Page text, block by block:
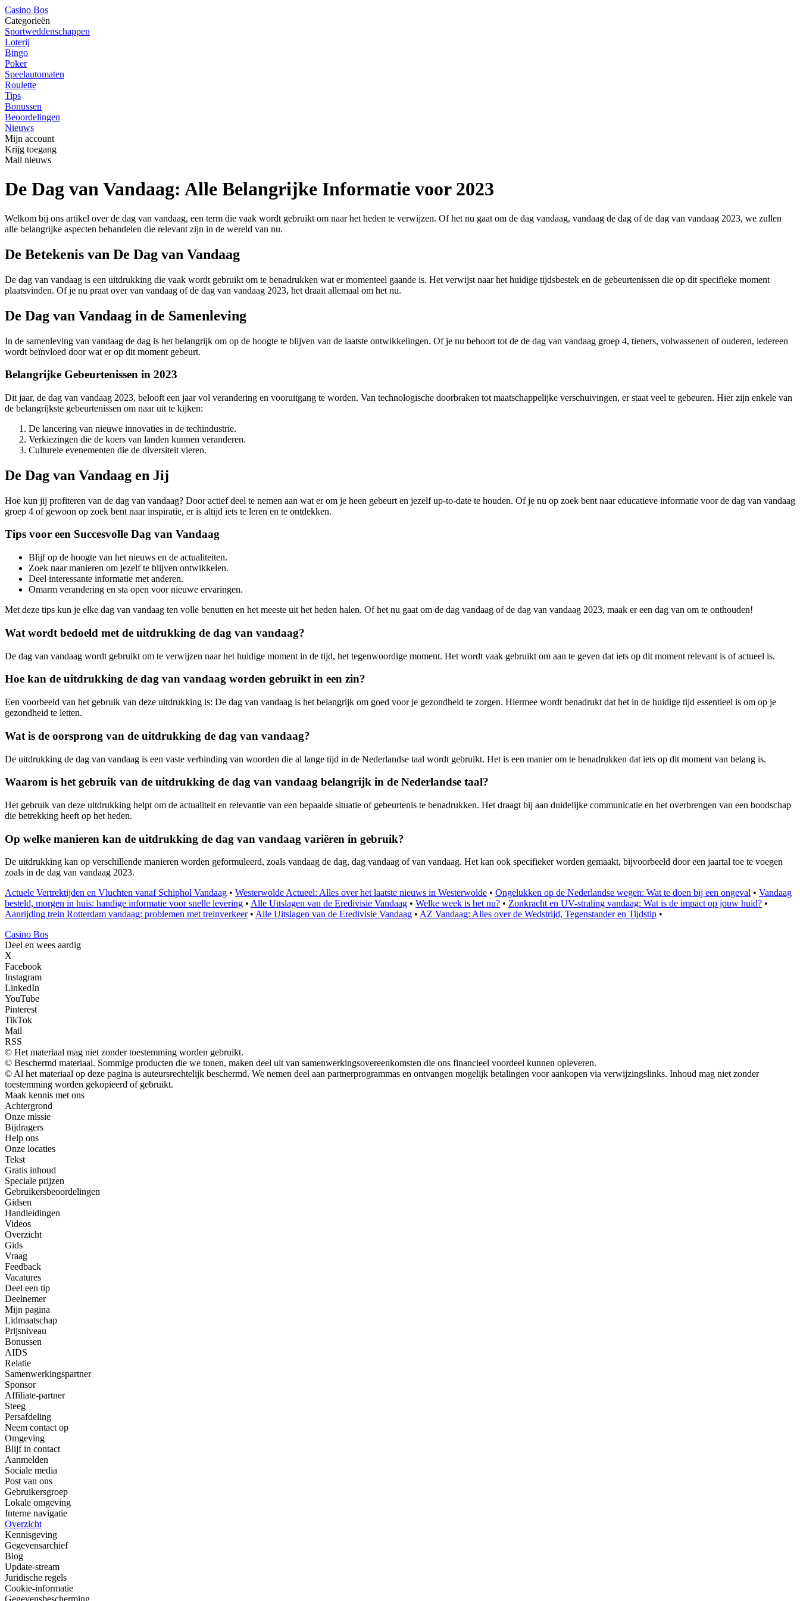
Casino Bos
Categorieën
Sportweddenschappen
Loterij
Bingo
Poker
Speelautomaten
Roulette
Tips
Bonussen
Beoordelingen
Nieuws
Mijn account
Krijg toegang
Mail nieuws
De Dag van Vandaag: Alle Belangrijke Informatie voor 2023
Welkom bij ons artikel over de dag van vandaag, een term die vaak wordt gebruikt om naar het heden te verwijzen. Of het nu gaat om de dag vandaag, vandaag de dag of de dag van vandaag 2023, we zullen
alle belangrijke aspecten behandelen die relevant zijn in de wereld van nu.
De Betekenis van De Dag van Vandaag
De dag van vandaag is een uitdrukking die vaak wordt gebruikt om te benadrukken wat er momenteel gaande is. Het verwijst naar het huidige tijdsbestek en de gebeurtenissen die op dit specifieke moment
plaatsvinden. Of je nu praat over van vandaag of de dag van vandaag 2023, het draait allemaal om het nu.
De Dag van Vandaag in de Samenleving
In de samenleving van vandaag de dag is het belangrijk om op de hoogte te blijven van de laatste ontwikkelingen. Of je nu behoort tot de de dag van vandaag groep 4, tieners, volwassenen of ouderen, iedereen
wordt beïnvloed door wat er op dit moment gebeurt.
Belangrijke Gebeurtenissen in 2023
Dit jaar, de dag van vandaag 2023, belooft een jaar vol verandering en vooruitgang te worden. Van technologische doorbraken tot maatschappelijke verschuivingen, er staat veel te gebeuren. Hier zijn enkele van
de belangrijkste gebeurtenissen om naar uit te kijken:
De lancering van nieuwe innovaties in de techindustrie.
Verkiezingen die de koers van landen kunnen veranderen.
Culturele evenementen die de diversiteit vieren.
De Dag van Vandaag en Jij
Hoe kun jij profiteren van de dag van vandaag? Door actief deel te nemen aan wat er om je heen gebeurt en jezelf up-to-date te houden. Of je nu op zoek bent naar educatieve informatie voor de dag van vandaag
groep 4 of gewoon op zoek bent naar inspiratie, er is altijd iets te leren en te ontdekken.
Tips voor een Succesvolle Dag van Vandaag
Blijf op de hoogte van het nieuws en de actualiteiten.
Zoek naar manieren om jezelf te blijven ontwikkelen.
Deel interessante informatie met anderen.
Omarm verandering en sta open voor nieuwe ervaringen.
Met deze tips kun je elke dag van vandaag ten volle benutten en het meeste uit het heden halen. Of het nu gaat om de dag vandaag of de dag van vandaag 2023, maak er een dag van om te onthouden!
Wat wordt bedoeld met de uitdrukking de dag van vandaag?
De dag van vandaag wordt gebruikt om te verwijzen naar het huidige moment in de tijd, het tegenwoordige moment. Het wordt vaak gebruikt om aan te geven dat iets op dit moment relevant is of actueel is.
Hoe kan de uitdrukking de dag van vandaag worden gebruikt in een zin?
Een voorbeeld van het gebruik van deze uitdrukking is: De dag van vandaag is het belangrijk om goed voor je gezondheid te zorgen. Hiermee wordt benadrukt dat het in de huidige tijd essentieel is om op je
gezondheid te letten.
Wat is de oorsprong van de uitdrukking de dag van vandaag?
De uitdrukking de dag van vandaag is een vaste verbinding van woorden die al lange tijd in de Nederlandse taal wordt gebruikt. Het is een manier om te benadrukken dat iets op dit moment van belang is.
Waarom is het gebruik van de uitdrukking de dag van vandaag belangrijk in de Nederlandse taal?
Het gebruik van deze uitdrukking helpt om de actualiteit en relevantie van een bepaalde situatie of gebeurtenis te benadrukken. Het draagt bij aan duidelijke communicatie en het overbrengen van een boodschap
die betrekking heeft op het heden.
Op welke manieren kan de uitdrukking de dag van vandaag variëren in gebruik?
De uitdrukking kan op verschillende manieren worden geformuleerd, zoals vandaag de dag, dag vandaag of van vandaag. Het kan ook specifieker worden gemaakt, bijvoorbeeld door een jaartal toe te voegen
zoals in de dag van vandaag 2023.
Actuele Vertrektijden en Vluchten vanaf Schiphol Vandaag • Westerwolde Actueel: Alles over het laatste nieuws in Westerwolde • Ongelukken op de Nederlandse wegen: Wat te doen bij een ongeval • Vandaag
besteld, morgen in huis: handige informatie voor snelle levering • Alle Uitslagen van de Eredivisie Vandaag • Welke week is het nu? • Zonkracht en UV-straling vandaag: Wat is de impact op jouw huid? •
Aanrijding trein Rotterdam vandaag: problemen met treinverkeer• Alle Uitslagen van de Eredivisie Vandaag • AZ Vandaag: Alles over de Wedstrijd, Tegenstander en Tijdstip •
Casino Bos
Deel en wees aardig
X
Facebook
Instagram
LinkedIn
YouTube
Pinterest
TikTok
Mail
RSS
© Het materiaal mag niet zonder toestemming worden gebruikt.
© Beschermd materiaal. Sommige producten die we tonen, maken deel uit van samenwerkingsovereenkomsten die ons financieel voordeel kunnen opleveren.
© Al het materiaal op deze pagina is auteursrechtelijk beschermd. We nemen deel aan partnerprogrammas en ontvangen mogelijk betalingen voor aankopen via verwijzingslinks. Inhoud mag niet zonder
toestemming worden gekopieerd of gebruikt.
Maak kennis met ons
Achtergrond
Onze missie
Bijdragers
Help ons
Onze locaties
Tekst
Gratis inhoud
Speciale prijzen
Gebruikersbeoordelingen
Gidsen
Handleidingen
Videos
Overzicht
Gids
Vraag
Feedback
Vacatures
Deel een tip
Deelnemer
Mijn pagina
Lidmaatschap
Prijsniveau
Bonussen
AIDS
Relatie
Samenwerkingspartner
Sponsor
Affiliate-partner
Steeg
Persafdeling
Neem contact op
Omgeving
Blijf in contact
Aanmelden
Sociale media
Post van ons
Gebruikersgroep
Lokale omgeving
Interne navigatie
Overzicht
Kennisgeving
Gegevensarchief
Blog
Update-stream
Juridische regels
Cookie-informatie